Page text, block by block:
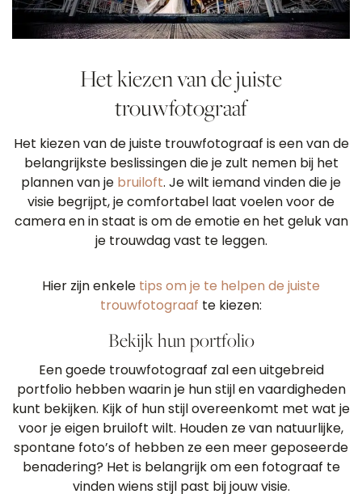
Het kiezen van de juiste
trouwfotograaf
Het kiezen van de juiste trouwfotograaf is een van de
belangrijkste beslissingen die je zult nemen bij het
plannen van je bruiloft. Je wilt iemand vinden die je
visie begrijpt, je comfortabel laat voelen voor de
camera en in staat is om de emotie en het geluk van
je trouwdag vast te leggen.
Hier zijn enkele tips om je te helpen de juiste
trouwfotograaf te kiezen:
Bekijk hun portfolio
Een goede trouwfotograaf zal een uitgebreid
portfolio hebben waarin je hun stijl en vaardigheden
kunt bekijken. Kijk of hun stijl overeenkomt met wat je
voor je eigen bruiloft wilt. Houden ze van natuurlijke,
spontane foto’s of hebben ze een meer geposeerde
benadering? Het is belangrijk om een fotograaf te
vinden wiens stijl past bij jouw visie.